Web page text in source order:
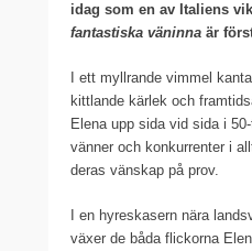
idag som en av Italiens
fantastiska väninna är
I ett myllrande vimmel
kittlande kärlek och
Elena upp sida vid sida i
vänner och konkurrenter i
deras vänskap på prov.
I en hyreskasern nära
växer de båda flickorna